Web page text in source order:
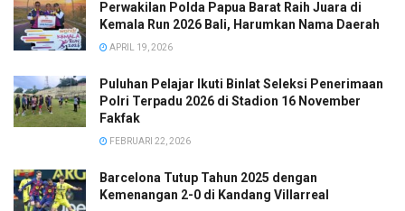
Perwakilan Polda Papua Barat Raih Juara di
Kemala Run 2026 Bali, Harumkan Nama Daerah
APRIL 19, 2026
Puluhan Pelajar Ikuti Binlat Seleksi Penerimaan
Polri Terpadu 2026 di Stadion 16 November
Fakfak
FEBRUARI 22, 2026
Barcelona Tutup Tahun 2025 dengan
Kemenangan 2-0 di Kandang Villarreal